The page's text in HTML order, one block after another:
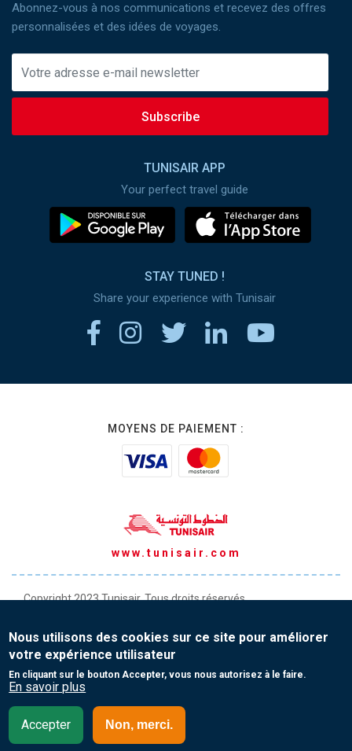
Abonnez-vous à nos communications et recevez des offres
personnalisées et des idées de voyages.
Subscribe
TUNISAIR APP
Your perfect travel guide
STAY TUNED !
Share your experience with Tunisair
MOYENS DE PAIEMENT :
www.tunisair.com
Copyright 2023 Tunisair. Tous droits réservés
Conditions générales de Vente
Protection de vos données personnelles
Côte d’Ivoire - English(EN)
Nous utilisons des cookies sur ce site pour améliorer
votre expérience utilisateur
En cliquant sur le bouton Accepter, vous nous autorisez à le faire.
En savoir plus
Accepter Non, merci.